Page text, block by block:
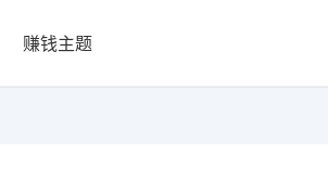
赚钱主题